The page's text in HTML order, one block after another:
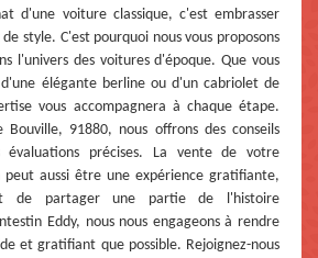
d'une voiture classique, c'est embrasser
style. C'est pourquoi nous vous proposons
l'univers des voitures d'époque. Que vous
élégante berline ou d'un cabriolet de
vous accompagnera à chaque étape.
Bouville, 91880, nous offrons des conseils
évaluations précises. La vente de votre
peut aussi être une expérience gratifiante,
de partager une partie de l'histoire
Eddy, nous nous engageons à rendre
et gratifiant que possible. Rejoignez-nous